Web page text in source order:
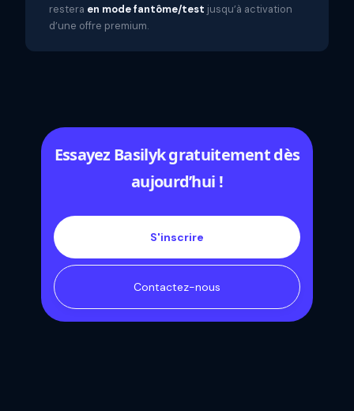
restera en mode fantôme/test jusqu’à activation
d’une offre premium.
Essayez Basilyk gratuitement dès
aujourd’hui !
S'inscrire
Contactez-nous